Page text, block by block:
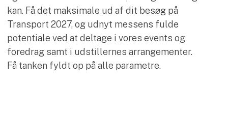
kan. Få det maksimale ud af dit besøg på
Transport 2027, og udnyt messens fulde
potentiale ved at deltage i vores events og
foredrag samt i udstillernes arrangementer.
Få tanken fyldt op på alle parametre.